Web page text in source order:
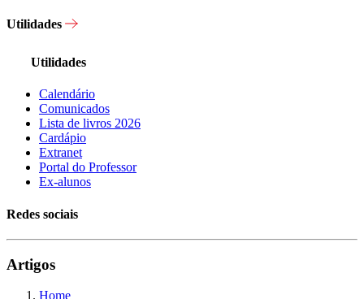
Utilidades
Utilidades
Calendário
Comunicados
Lista de livros 2026
Cardápio
Extranet
Portal do Professor
Ex-alunos
Redes sociais
Artigos
Home